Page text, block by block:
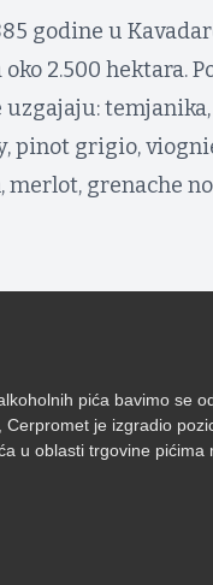
godine u
2.500 hektara.
pinot grigio,
grenache
pića bavimo se
je izgradio
u oblasti trgovine pićima